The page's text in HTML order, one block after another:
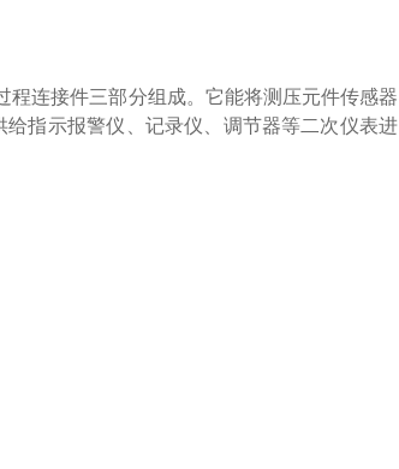
连接件三部分组成。它能将测压元件传感器
示报警仪、记录仪、调节器等二次仪表进